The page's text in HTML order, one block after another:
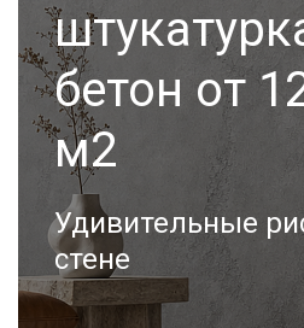
бетон от
м2
Удивительные
стене